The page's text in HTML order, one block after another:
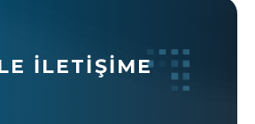
İLETIŞIME